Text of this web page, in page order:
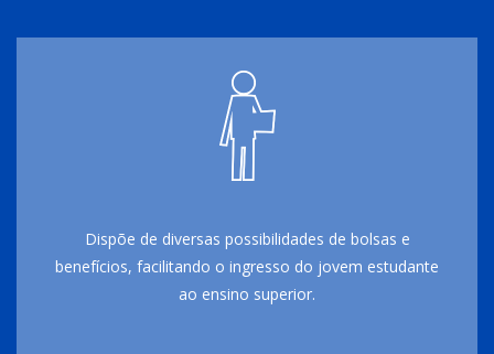
Dispõe de diversas possibilidades de bolsas e
benefícios, facilitando o ingresso do jovem estudante
ao ensino superior.